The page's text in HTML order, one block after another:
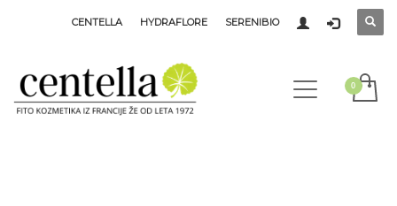
CENTELLA HYDRAFLORE SERENIBIO